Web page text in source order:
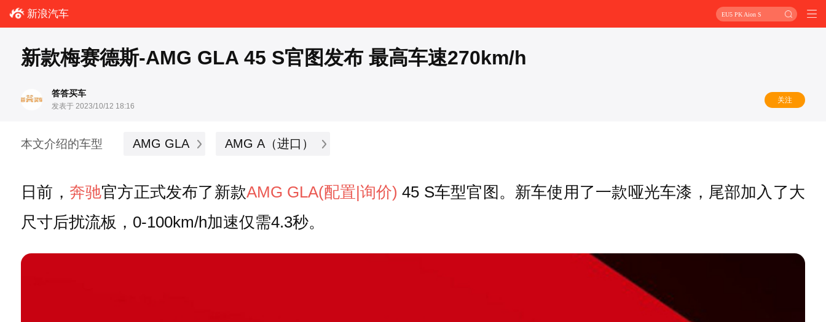
新浪汽车 EU5 PK Aion S
新款梅赛德斯-AMG GLA 45 S官图发布 最高车速270km/h
答答买车
发表于 2023/10/12 18:16
关注
本文介绍的车型 AMG GLA AMG A（进口）
日前， 奔驰官方正式发布了新款AMG GLA(配置 |询价) 45 S车型官图。新车使用了一款哑光车漆，尾部加入了大
尺寸后扰流板，0-100km/h加速仅需4.3秒。